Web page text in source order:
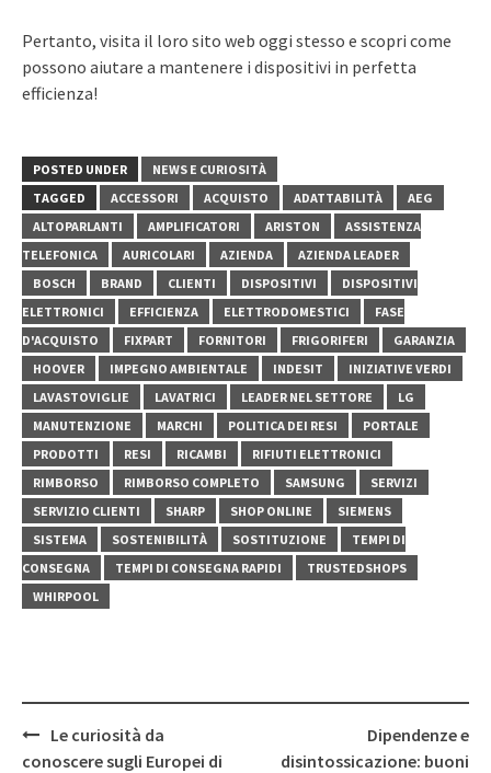
Pertanto, visita il loro sito web oggi stesso e scopri come
possono aiutare a mantenere i dispositivi in perfetta
efficienza!
POSTED UNDER
NEWS E CURIOSITÀ
TAGGED
ACCESSORI ACQUISTO ADATTABILITÀ
AEG
ALTOPARLANTI
AMPLIFICATORI ARISTON
ASSISTENZA
TELEFONICA
AURICOLARI AZIENDA
AZIENDA LEADER
BOSCH
BRAND CLIENTI DISPOSITIVI
DISPOSITIVI
ELETTRONICI
EFFICIENZA ELETTRODOMESTICI
FASE
D'ACQUISTO
FIXPART FORNITORI FRIGORIFERI
GARANZIA
HOOVER
IMPEGNO AMBIENTALE INDESIT
INIZIATIVE VERDI
LAVASTOVIGLIE
LAVATRICI LEADER NEL SETTORE
LG
MANUTENZIONE
MARCHI POLITICA DEI RESI
PORTALE
PRODOTTI
RESI RICAMBI
RIFIUTI ELETTRONICI
RIMBORSO
RIMBORSO COMPLETO SAMSUNG
SERVIZI
SERVIZIO CLIENTI
SHARP SHOP ONLINE
SIEMENS
SISTEMA
SOSTENIBILITÀ SOSTITUZIONE
TEMPI DI
CONSEGNA
TEMPI DI CONSEGNA RAPIDI
TRUSTEDSHOPS
WHIRPOOL
Post
navigation
Le curiosità da
conoscere sugli Europei di
Dipendenze e
disintossicazione: buoni